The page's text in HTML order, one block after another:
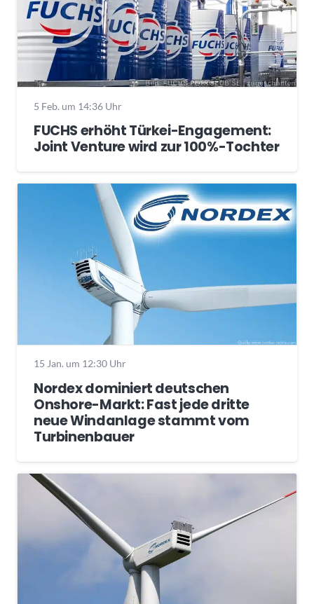
5 Feb. um 14:36 Uhr
FUCHS erhöht Türkei-Engagement:
Joint Venture wird zur 100%-Tochter
15 Jan. um 12:30 Uhr
Nordex dominiert deutschen
Onshore-Markt: Fast jede dritte
neue Windanlage stammt vom
Turbinenbauer